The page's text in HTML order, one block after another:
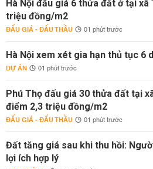
Hà Nội đấu giá 6 thửa đất ở tại
triệu đồng/m2
ĐẤU GIÁ - ĐẤU THẦU 01 phút trước
Hà Nội xem xét gia hạn thủ tục 6
DỰ ÁN 01 phút trước
Phú Thọ đấu giá 30 thửa đất tại
điểm 2,3 triệu đồng/m2
ĐẤU GIÁ - ĐẤU THẦU 01 phút trước
Đất tăng giá sau khi thu hồi:
lợi ích hợp lý